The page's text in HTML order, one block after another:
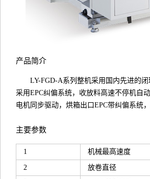
产品简介
LY-FGD-A系列整机采用国内先进的
采用EPC纠偏系统，收放料高速不停机自
电机同步驱动，烘箱出口EPC带纠偏系统
主要参数
1 机械最高速度
2 放卷直径